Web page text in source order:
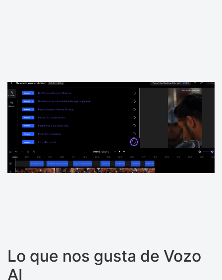
Lo que nos gusta de Vozo
AI